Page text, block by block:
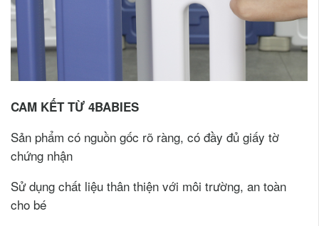
CAM KẾT TỪ 4BABIES
Sản phẩm có nguồn gốc rõ ràng, có đầy đủ giấy tờ
chứng nhận
Sử dụng chất liệu thân thiện với môi trường, an toàn
cho bé